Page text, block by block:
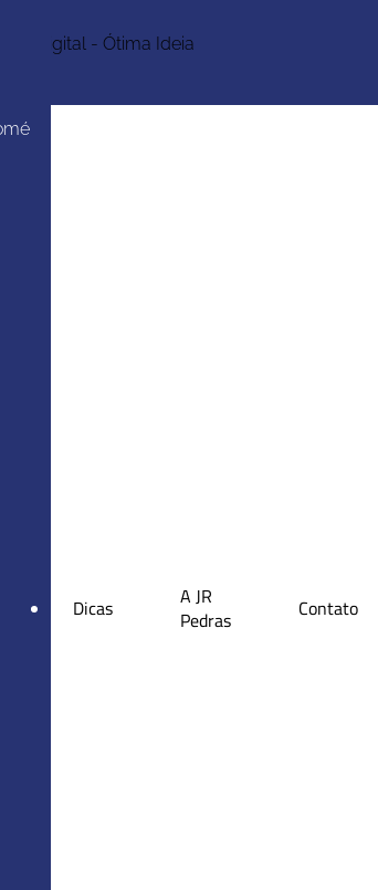
Dicas
A JR
Pedras
Contato
Digital - Ótima Ideia